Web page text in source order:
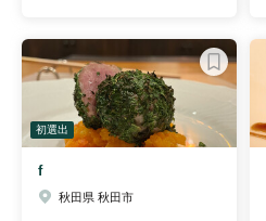
初選出
f
秋田県 秋田市